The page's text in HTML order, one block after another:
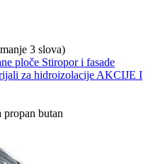
3 slova)
ploče Stiropor i fasade
za hidroizolacije AKCIJE I
butan